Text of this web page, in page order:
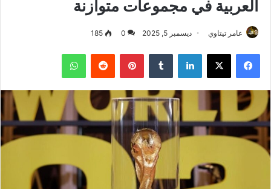
العربية في مجموعات متوازنة
عامر تيتاوي ديسمبر 5, 2025 0
185
فيسبوك ‫X لينكدإن بينتيريست واتساب